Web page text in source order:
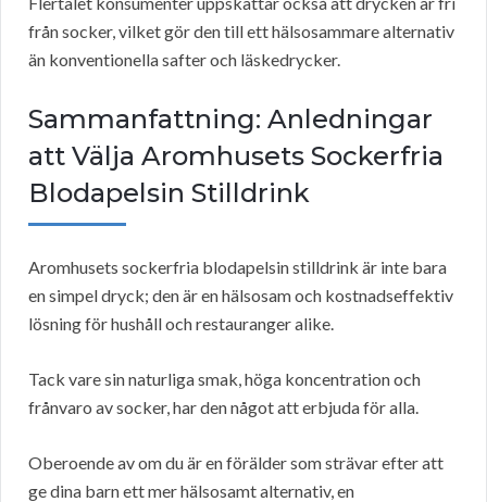
från socker, vilket gör den till ett hälsosammare alternativ
än konventionella safter och läskedrycker.
Sammanfattning: Anledningar
att Välja Aromhusets Sockerfria
Blodapelsin Stilldrink
Aromhusets sockerfria blodapelsin stilldrink är inte bara
en simpel dryck; den är en hälsosam och kostnadseffektiv
lösning för hushåll och restauranger alike.
Tack vare sin naturliga smak, höga koncentration och
frånvaro av socker, har den något att erbjuda för alla.
Oberoende av om du är en förälder som strävar efter att
ge dina barn ett mer hälsosamt alternativ, en